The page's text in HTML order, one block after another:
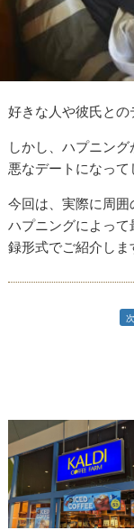
好きな人や彼氏との
しかし、ハプニン
悪なデートになって
今回は、実際に周
ハプニングによっ
録形式でご紹介しま